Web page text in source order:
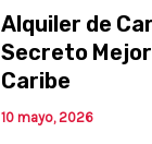
Alquiler de
Secreto
Caribe
10 mayo, 2026